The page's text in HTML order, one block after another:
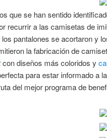
que se han sentido
recurrir a las camisetas de
pantalones se acortaron y
la fabricación de
con diseños más coloridos y
para estar informado a
del mejor programa de